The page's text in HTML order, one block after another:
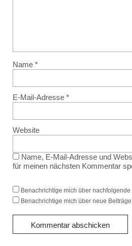
Name *
E-Mail-Adresse *
Website
Name, E-Mail-Adresse und
für meinen nächsten Kommentar
Benachrichtige mich über nachfolgende
Benachrichtige mich über neue Beiträge